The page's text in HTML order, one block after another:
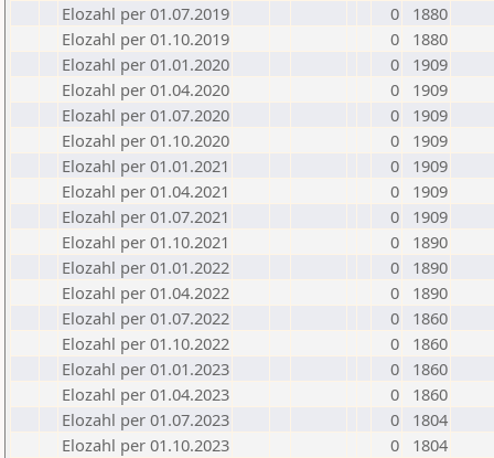
Elozahl per 01.07.2019
0
1880
Elozahl per 01.10.2019
0
1880
Elozahl per 01.01.2020
0
1909
Elozahl per 01.04.2020
0
1909
Elozahl per 01.07.2020
0
1909
Elozahl per 01.10.2020
0
1909
Elozahl per 01.01.2021
0
1909
Elozahl per 01.04.2021
0
1909
Elozahl per 01.07.2021
0
1909
Elozahl per 01.10.2021
0
1890
Elozahl per 01.01.2022
0
1890
Elozahl per 01.04.2022
0
1890
Elozahl per 01.07.2022
0
1860
Elozahl per 01.10.2022
0
1860
Elozahl per 01.01.2023
0
1860
Elozahl per 01.04.2023
0
1860
Elozahl per 01.07.2023
0
1804
Elozahl per 01.10.2023
0
1804